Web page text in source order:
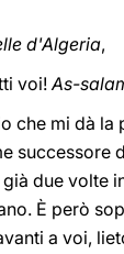
d'Algeria,
voi!As-
che mi dà
successore
due volte
È però
a voi,